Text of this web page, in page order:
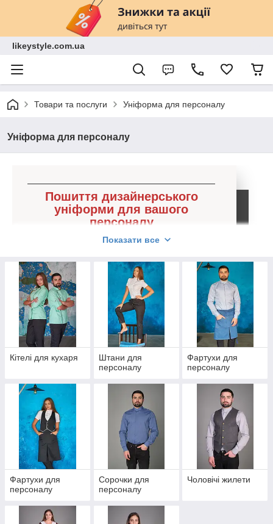
likeystyle.com.ua
Товари та послуги Уніформа для персоналу
Уніформа для персоналу
Пошиття дизайнерського
уніформи для вашого
персоналу
Відшиває у всіх стандартних
Зробіть свій заклад впізнаваним і статусним —
замовте у нас дизайнерську уніформу для
персоналу. Ми пропонуємо фартухи,
фартухи, футболки, ін. Відшиває будь-яке
потрібне вам кількість, відправляємо готові
вироби в ваш регіон. Працюємо з оптовими і
роздрібними замовленнями.
Побачити каталог уніформи
Показати все
Кітелі для кухаря
Штани для
персоналу
Фартухи для
персоналу
Фартухи для
персоналу
Сорочки для
персоналу
Чоловічі жилети